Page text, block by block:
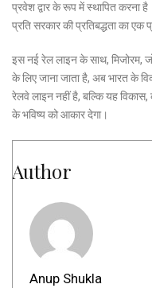
प्रवेश द्वार के रूप में स्थापित करना
प्रति सरकार की प्रतिबद्धता का एक
इस नई रेल लाइन के साथ, मिजोरम,
के लिए जाना जाता है, अब भारत के
रेलवे लाइन नहीं है, बल्कि यह
के भविष्य को आकार देगा।
Author
Anup Shukla